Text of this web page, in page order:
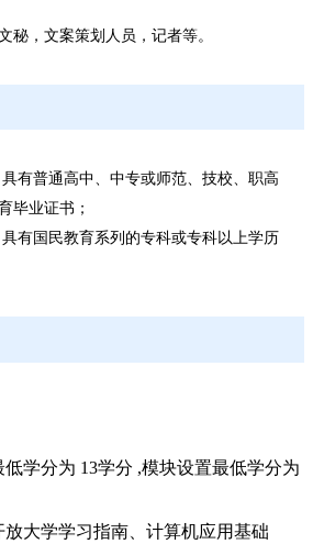
秘，文案策划人员，记者等。
有普通高中、中专或师范、技校、职高
毕业证书；
有国民教育系列的专科或专科以上学历
学分为 13学分 ,模块设置最低学分为
大学学习指南、计算机应用基础